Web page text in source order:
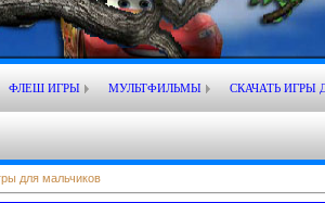
ФЛЕШ ИГРЫ МУЛЬТФИЛЬМЫ СКАЧАТЬ ИГРЫ
для мальчиков